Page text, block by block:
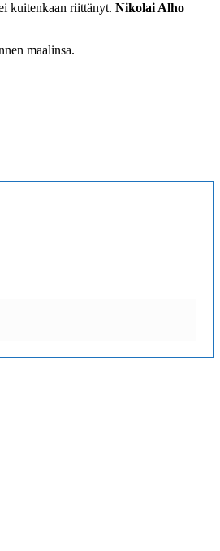
kuitenkaan riittänyt. Nikolai Alho
maalinsa.